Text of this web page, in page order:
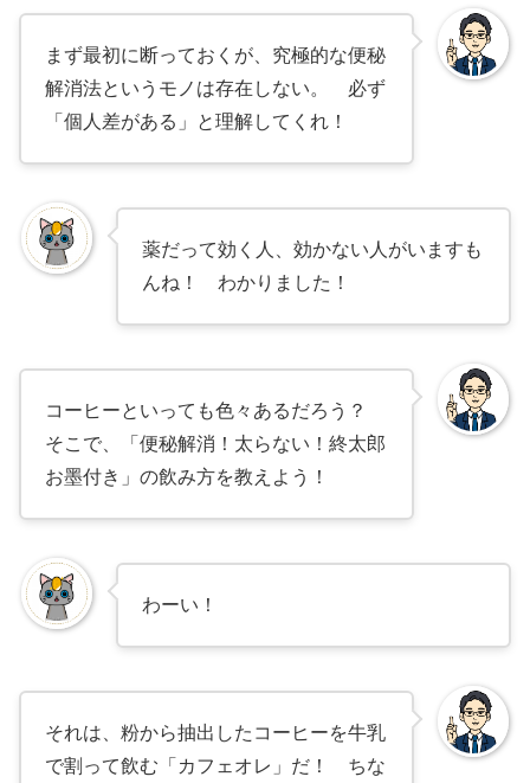
まず最初に断っておくが、究極的な便秘
解消法というモノは存在しない。 必ず
「個人差がある」と理解してくれ！
薬だって効く人、効かない人がいますも
んね！ わかりました！
コーヒーといっても色々あるだろう？
そこで、「便秘解消！太らない！終太郎
お墨付き」の飲み方を教えよう！
わーい！
それは、粉から抽出したコーヒーを牛乳
で割って飲む「カフェオレ」だ！ ちな